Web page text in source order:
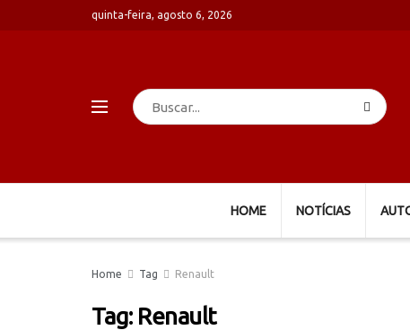
quinta-feira, agosto 6, 2026
HOME NOTÍCIAS
Home Tag Renault
Tag: Renault